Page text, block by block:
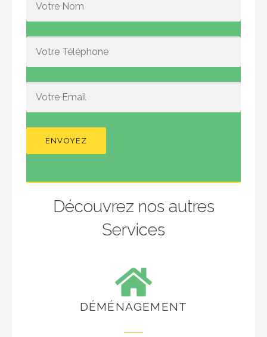
Découvrez nos autres
Services
DÉMÉNAGEMENT